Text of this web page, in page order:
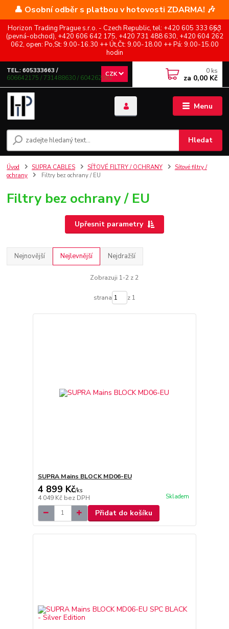
👤 Osobní odběr s platbou v hotovosti ZDARMA! 🎶
Horizon Trading Prague s.r.o. - Czech Republic, tel: +420 605 333 663
(pevná-obchod), +420 606 642 175, +420 731 488 630, +420 604 262
062, open: Po,St: 9.00-16.30 ++ Út,Čt: 9.00-18.00 ++ Pá: 9.00-15.00
hodin
Menu
CZK
Hledat
TEL.: 605333663 /
606642175 / 731488630 / 604262062
0 ks
za 0,00 Kč
Úvod SUPRA CABLES SÍŤOVÉ FILTRY / OCHRANY
Síťové filtry /
ochrany
Filtry bez ochrany / EU
Filtry bez ochrany / EU
Upřesnit parametry
Nejnovější Nejlevnější Nejdražší
Zobrazuji 1-2 z 2
strana z 1
SUPRA Mains BLOCK MD06-EU
4 899 Kč/ks
4 049 Kč bez DPH Skladem
Přidat do košíku